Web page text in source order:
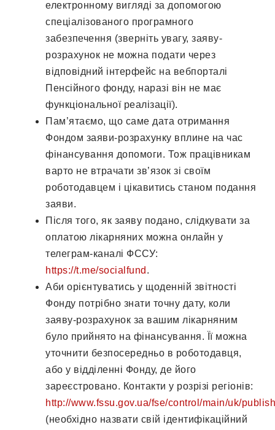
електронному вигляді за допомогою
спеціалізованого програмного
забезпечення (зверніть увагу, заяву-
розрахунок не можна подати через
відповідний інтерфейс на вебпорталі
Пенсійного фонду, наразі він не має
функціональної реалізації).
Пам’ятаємо, що саме дата отримання
Фондом заяви-розрахунку вплине на час
фінансування допомоги. Тож працівникам
варто не втрачати зв’язок зі своїм
роботодавцем і цікавитись станом подання
заяви.
Після того, як заяву подано, слідкувати за
оплатою лікарняних можна онлайн у
телеграм-каналі ФССУ:
https://t.me/socialfund .
Аби орієнтуватись у щоденній звітності
Фонду потрібно знати точну дату, коли
заяву-розрахунок за вашим лікарняним
було прийнято на фінансування. Її можна
уточнити безпосередньо в роботодавця,
або у відділенні Фонду, де його
зареєстровано. Контакти у розрізі регіонів:
http://www.fssu.gov.ua/fse/control/main/uk/
(необхідно назвати свій ідентифікаційний